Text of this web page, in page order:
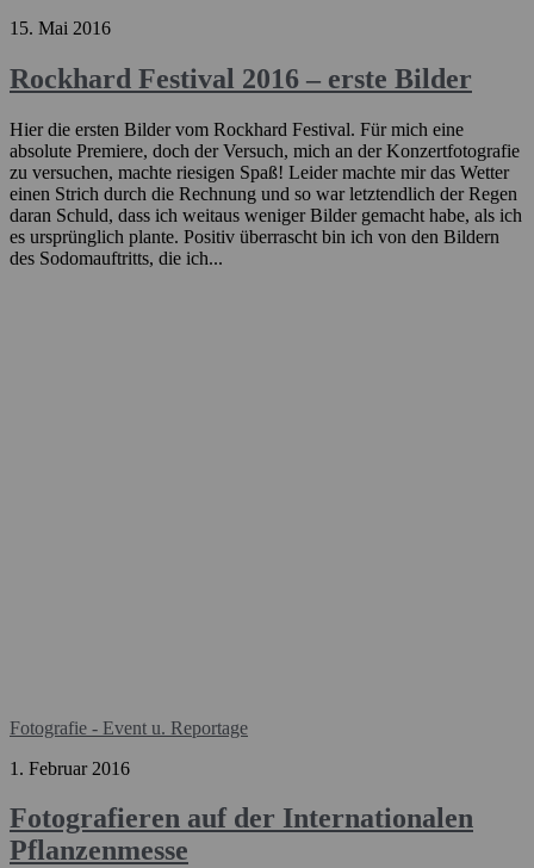
15. Mai 2016
Rockhard Festival 2016 – erste Bilder
Hier die ersten Bilder vom Rockhard Festival. Für mich eine
absolute Premiere, doch der Versuch, mich an der Konzertfotografie
zu versuchen, machte riesigen Spaß! Leider machte mir das Wetter
einen Strich durch die Rechnung und so war letztendlich der Regen
daran Schuld, dass ich weitaus weniger Bilder gemacht habe, als ich
es ursprünglich plante. Positiv überrascht bin ich von den Bildern
des Sodomauftritts, die ich...
Fotografie - Event u. Reportage
1. Februar 2016
Fotografieren auf der Internationalen
Pflanzenmesse